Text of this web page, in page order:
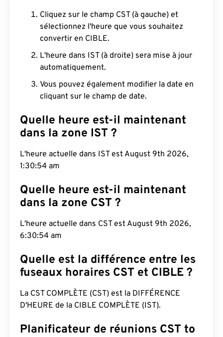
Cliquez sur le champ CST (à gauche) et
sélectionnez l'heure que vous souhaitez
convertir en CIBLE.
L'heure dans IST (à droite) sera mise à jour
automatiquement.
Vous pouvez également modifier la date en
cliquant sur le champ de date.
Quelle heure est-il maintenant
dans la zone IST ?
L'heure actuelle dans IST est August 9th 2026,
1:30:55 am
Quelle heure est-il maintenant
dans la zone CST ?
L'heure actuelle dans CST est August 9th 2026,
6:30:55 am
Quelle est la différence entre les
fuseaux horaires CST et CIBLE ?
La CST COMPLÈTE (CST) est la DIFFÉRENCE
D'HEURE de la CIBLE COMPLÈTE (IST).
Planificateur de réunions CST to